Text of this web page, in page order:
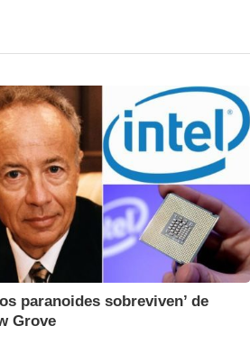
paranoides sobreviven’ de
Grove